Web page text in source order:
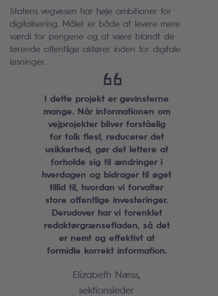
Statens vegvesen har høje ambitioner for
digitalisering. Målet er både at levere mere
værdi for pengene og at være blandt de
førende offentlige aktører inden for digitale
løsninger.
I dette projekt er gevinsterne
mange. Når informationen om
vejprojekter bliver forståelig
for folk flest, reducerer det
usikkerhed, gør det lettere at
forholde sig til ændringer i
hverdagen og bidrager til øget
tillid til, hvordan vi forvalter
store offentlige investeringer.
Derudover har vi forenklet
redaktørgrænsefladen, så det
er nemt og effektivt at
formidle korrekt information.
Elizabeth Næss,
sektionsleder